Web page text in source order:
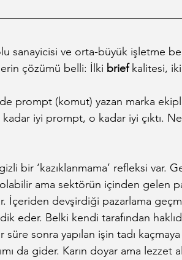
ve orta-büyük işletme
çözümü belli: İlki brief kalitesi,
prompt (komut) yazan marka
iyi prompt, o kadar iyi çıktı.
bir ‘kazıklanmama’ refleksi var.
ama sektörün içinden gelen
İçeriden devşirdiği pazarlama
eder. Belki kendi tarafından
sonra yapılan işin tadı
da gider. Karın doyar ama lezzet